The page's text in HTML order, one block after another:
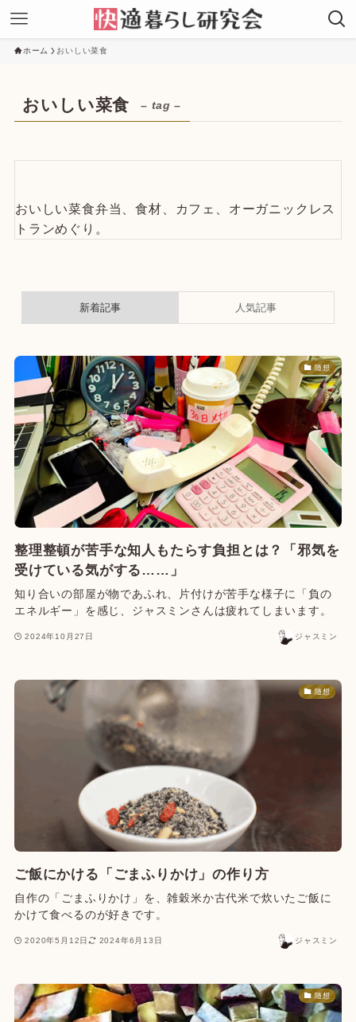
ホーム おいしい菜食
おいしい菜食 – tag –
おいしい菜食弁当、食材、カフェ、オーガニックレス
トランめぐり。
新着記事 人気記事
随想
整理整頓が苦手な知人もたらす負担とは？「邪気を
受けている気がする……」
知り合いの部屋が物であふれ、片付けが苦手な様子に「負の
エネルギー」を感じ、ジャスミンさんは疲れてしまいます。
2024年10月27日 ジャスミン
随想
ご飯にかける「ごまふりかけ」の作り方
自作の「ごまふりかけ」を、雑穀米か古代米で炊いたご飯に
かけて食べるのが好きです。
2020年5月12日 2024年6月13日 ジャスミン
随想